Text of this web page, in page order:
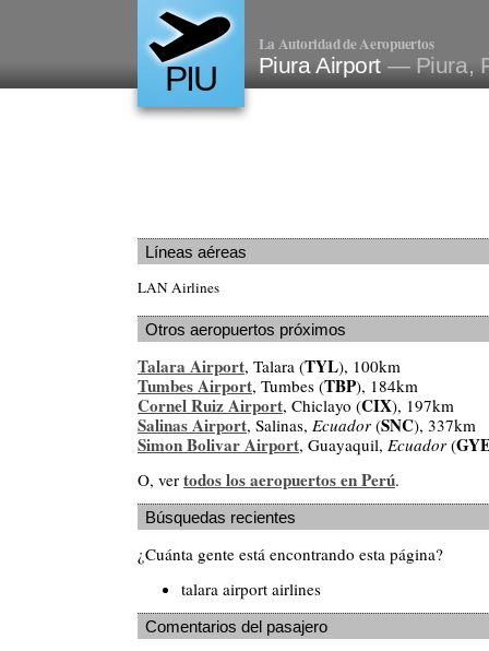
PIU
La Autoridad de Aeropuertos
Piura Airport — Piura,
Líneas aéreas
LAN Airlines
Otros aeropuertos próximos
Talara Airport, Talara (TYL), 100km
Tumbes Airport, Tumbes (TBP), 184km
Cornel Ruiz Airport, Chiclayo (CIX), 197km
Salinas Airport, Salinas, Ecuador(SNC), 337km
Simon Bolivar Airport, Guayaquil, Ecuador(
O, ver todos los aeropuertos en Perú.
Búsquedas recientes
¿Cuánta gente está encontrando esta página?
talara airport airlines
Comentarios del pasajero